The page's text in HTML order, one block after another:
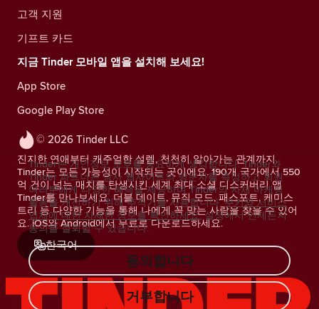
© 2026 Tinder LLC
진지한 연애부터 캐주얼한 설렘, 천천히 알아가는 관계까지.
Tinder는 모든 가능성이 시작되는 곳이에요. 190개 국가에서 550
억 건이 넘는 매치를 탄생시킨 세계 최대 소셜 디스커버리 앱
Tinder를 만나보세요. 더블 데이트, 뮤직 모드, 패스포트, 케미스
트리 등 다양한 기능을 통해 나에게 꼭 맞는 사람을 찾을 수 있어
요. iOS와 Android에서 무료로 다운로드하세요.
한국어
고객 지원
기프트 카드
지금 Tinder 모바일 앱을 설치해 보세요!
App Store
Google Play Store
Tinder는 개인정보 보호를 중요하게 생각합니다. Tinder와
Tinder 파트너는 당사 웹사이트의 방문자를 측정하고 회원
여러분에게 다양한 혜택을 제공하며 Tinder의 자체 마케팅
활동을 개선하기 위해 추적기를 사용합니다. 쿠키와 서비스
업체에 대한 자세한 정보를 확인하세요. 설정에서 언제든지
동의를 철회할 수 있습니다.
동의합니다
거부합니다